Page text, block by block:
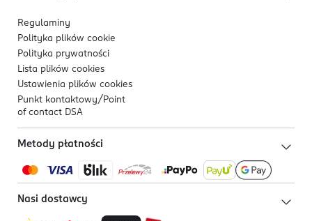
Regulaminy
Polityka plików cookie
Polityka prywatności
Lista plików cookies
Ustawienia plików cookies
Punkt kontaktowy/ Point
of contact DSA
Metody płatności
Nasi dostawcy